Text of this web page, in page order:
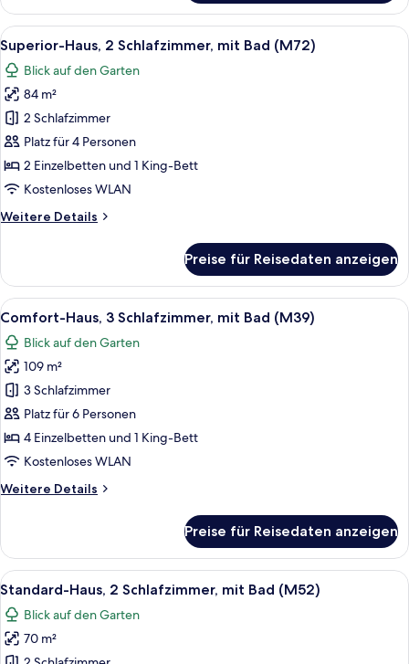
4 Schlafzimmer,
mit
Bad
(M54)
Alle
Fotos
für
Superior-
Haus,
2 Schlafzimmer,
mit
Bad
anzeigen
Ein ordentlich bezogenes Bett mit
9
Superior-Haus, 2 Schlafzimmer, mit Bad (M72)
Blick auf den Garten
84 m²
2 Schlafzimmer
Platz für 4 Personen
2 Einzelbetten und 1 King-Bett
Kostenloses WLAN
Weitere Details
Weitere
Haus,
2 Schlafzimmer,
mit
Bad
(M72)
Preise für Reisedaten anzeigen
Alle
Fotos
für
Comfort-
Haus,
3 Schlafzimmer,
mit
Bad
anzeigen
Ein Schlafzimmer mit einem großen
7
Comfort-Haus, 3 Schlafzimmer, mit Bad (M39)
Blick auf den Garten
109 m²
3 Schlafzimmer
Platz für 6 Personen
4 Einzelbetten und 1 King-Bett
Kostenloses WLAN
Weitere Details
Weitere
Haus,
3 Schlafzimmer,
mit
Bad
(M39)
Preise für Reisedaten anzeigen
Alle
Fotos
für
Standard-
Ein Schlafzimmer mit einem großen
7
Standard-Haus, 2 Schlafzimmer, mit Bad (M52)
Blick auf den Garten
70 m²